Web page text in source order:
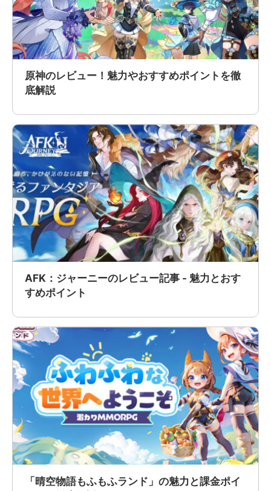
原神のレビュー！魅力やおすすめポイントを徹
底解説
AFK：ジャーニーのレビュー記事 - 魅力とおす
すめポイント
「晴空物語もふもふランド」の魅力と課金ポイ